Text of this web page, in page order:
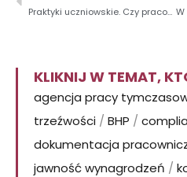
Praktyki uczniowskie. Czy pracodawca powinien mieć w regulaminie pracy wykazy dotyczące młodocianych?
KLIKNIJ W TEMAT,
agencja pracy
trzeźwości / BHP /
dokumentacja
jawność wynagrodzeń /